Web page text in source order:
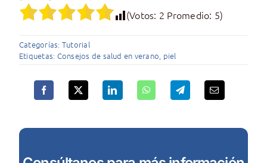
(Votos: 2 Promedio: 5)
Categorías: Tutorial
Etiquetas: Consejos de salud en verano, piel